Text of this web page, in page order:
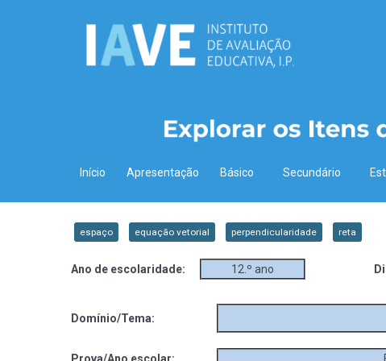
Início Apresentação Básico Secundário
espaço equação vetorial perpendicularidade reta
Ano de escolaridade: 12.º ano
Domínio/Tema: